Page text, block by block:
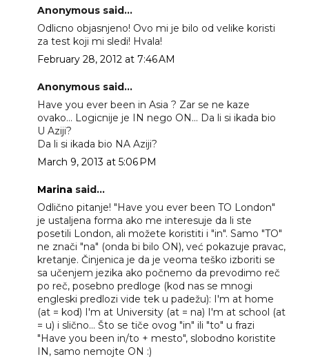
Anonymous said...
Odlicno objasnjeno! Ovo mi je bilo od velike koristi
za test koji mi sledi! Hvala!
February 28, 2012 at 7:46 AM
Anonymous said...
Have you ever been in Asia ? Zar se ne kaze
ovako... Logicnije je IN nego ON... Da li si ikada bio
U Aziji?
Da li si ikada bio NA Aziji?
March 9, 2013 at 5:06 PM
Marinasaid...
Odlično pitanje! "Have you ever been TO London"
je ustaljena forma ako me interesuje da li ste
posetili London, ali možete koristiti i "in". Samo "TO"
ne znači "na" (onda bi bilo ON), već pokazuje pravac,
kretanje. Činjenica je da je veoma teško izboriti se
sa učenjem jezika ako počnemo da prevodimo reč
po reč, posebno predloge (kod nas se mnogi
engleski predlozi vide tek u padežu): I'm at home
(at = kod) I'm at University (at = na) I'm at school (at
= u) i slično... Što se tiče ovog "in" ili "to" u frazi
"Have you been in/to + mesto", slobodno koristite
IN, samo nemojte ON :)